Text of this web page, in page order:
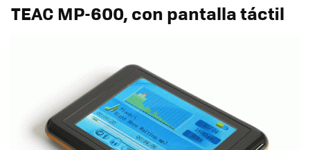
TEAC MP-600, con pantalla táctil